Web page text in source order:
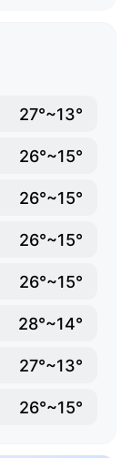
27°~13°
26°~15°
26°~15°
26°~15°
26°~15°
28°~14°
27°~13°
26°~15°